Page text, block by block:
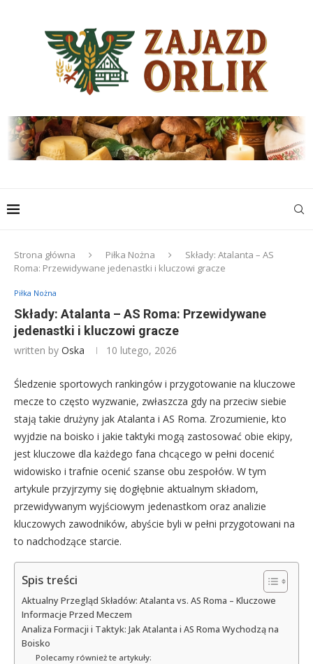
Strona główna Piłka Nożna
Składy: Atalanta – AS
Roma: Przewidywane jedenastki i kluczowi gracze
Piłka Nożna
Składy: Atalanta – AS Roma: Przewidywane
jedenastki i kluczowi gracze
written by Oska 10 lutego, 2026
Śledzenie sportowych rankingów i przygotowanie na kluczowe
mecze to często wyzwanie, zwłaszcza gdy na przeciw siebie
stają takie drużyny jak Atalanta i AS Roma. Zrozumienie, kto
wyjdzie na boisko i jakie taktyki mogą zastosować obie ekipy,
jest kluczowe dla każdego fana chcącego w pełni docenić
widowisko i trafnie ocenić szanse obu zespołów. W tym
artykule przyjrzymy się dogłębnie aktualnym składom,
przewidywanym wyjściowym jedenastkom oraz analizie
kluczowych zawodników, abyście byli w pełni przygotowani na
to nadchodzące starcie.
Spis treści
Aktualny Przegląd Składów: Atalanta vs. AS Roma – Kluczowe
Informacje Przed Meczem
Analiza Formacji i Taktyk: Jak Atalanta i AS Roma Wychodzą na
Boisko
Polecamy również te artykuły: